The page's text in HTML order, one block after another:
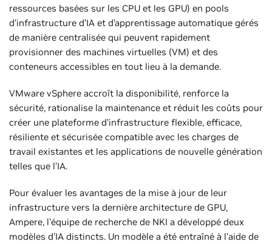
ressources basées sur les CPU et les GPU) en pools
d’infrastructure d’IA et d’apprentissage automatique gérés
de manière centralisée qui peuvent rapidement
provisionner des machines virtuelles (VM) et des
conteneurs accessibles en tout lieu à la demande.
VMware vSphere accroît la disponibilité, renforce la
sécurité, rationalise la maintenance et réduit les coûts pour
créer une plateforme d’infrastructure flexible, efficace,
résiliente et sécurisée compatible avec les charges de
travail existantes et les applications de nouvelle génération
telles que l’IA.
Pour évaluer les avantages de la mise à jour de leur
infrastructure vers la dernière architecture de GPU,
Ampere, l'équipe de recherche de NKI a développé deux
modèles d'IA distincts. Un modèle a été entraîné à l'aide de